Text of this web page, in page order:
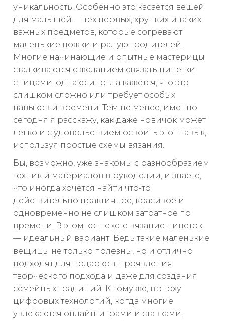
уникальность. Особенно это касается вещей
для малышей — тех первых, хрупких и таких
важных предметов, которые согревают
маленькие ножки и радуют родителей.
Многие начинающие и опытные мастерицы
сталкиваются с желанием связать пинетки
спицами, однако иногда кажется, что это
слишком сложно или требует особых
навыков и времени. Тем не менее, именно
сегодня я расскажу, как даже новичок может
легко и с удовольствием освоить этот навык,
используя простые схемы вязания.
Вы, возможно, уже знакомы с разнообразием
техник и материалов в рукоделии, и знаете,
что иногда хочется найти что-то
действительно практичное, красивое и
одновременно не слишком затратное по
времени. В этом контексте вязание пинеток
— идеальный вариант. Ведь такие маленькие
вещицы не только полезны, но и отлично
подходят для подарков, проявления
творческого подхода и даже для создания
семейных традиций. К тому же, в эпоху
цифровых технологий, когда многие
увлекаются онлайн-играми и ставками,